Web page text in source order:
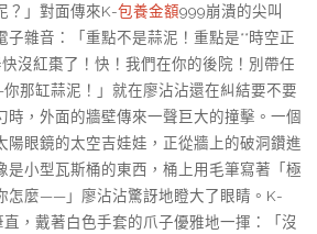
？」對面傳來K-包養金額999崩潰的尖叫
子雜音：「重點不是蒜泥！重點是**時空正
沒紅棗了！快！我們在你的後院！別帶任
那缸蒜泥！」就在廖沾沾還在糾結要不要
時，外面的牆壁傳來一聲巨大的撞擊。一個
陽眼鏡的太空吉娃娃，正從牆上的破洞鑽進
是小型瓦斯桶的東西，桶上用毛筆寫著「極
怎麼——」廖沾沾驚訝地瞪大了眼睛。K-
，戴著白色手套的爪子優雅地一揮：「沒